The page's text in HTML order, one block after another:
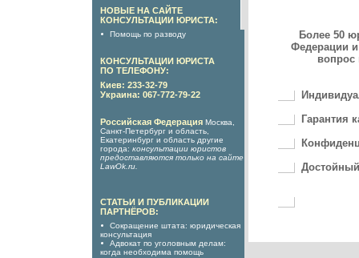
НОВЫЕ НА САЙТЕ
КОНСУЛЬТАЦИИ ЮРИСТА:
Помощь по разводу
КОНСУЛЬТАЦИИ ЮРИСТА
ПО ТЕЛЕФОНУ:
Киев: 233-32-79
Украина: 067-772-79-22
Российская Федерация Москва,
Санкт-Петербург и область,
Екатеринбург и область другие
города: консультации юристов
предоставляются только на сайте
LawOk.ru
СТАТЬИ И ПУБЛИКАЦИИ
ПАРТНЁРОВ:
Сокращение штата: юридическая
консультация
Адвокат по уголовным делам:
когда необходима помощь
Более 50
Федерации
вопрос
Гарантия